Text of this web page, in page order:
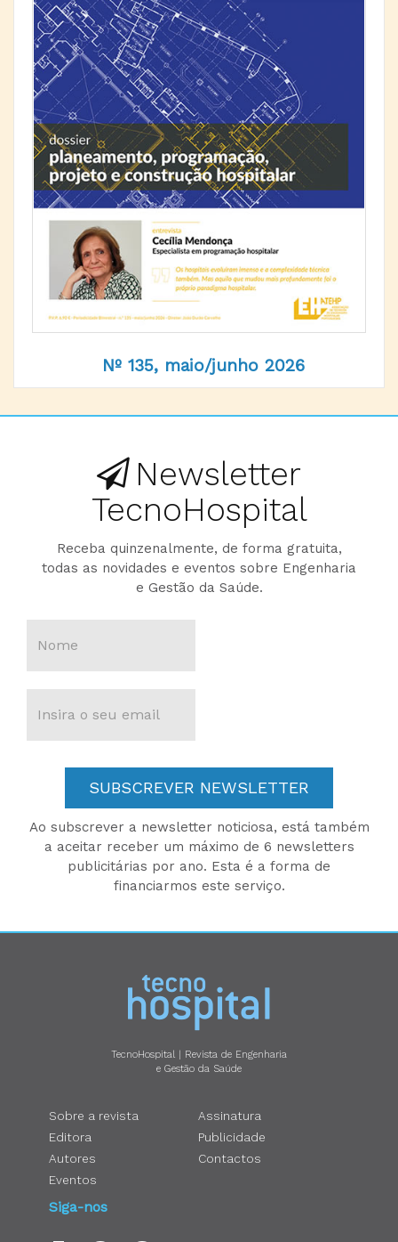
Nº 135, maio/junho 2026
Newsletter
TecnoHospital
Receba quinzenalmente, de forma gratuita,
todas as novidades e eventos sobre Engenharia
e Gestão da Saúde.
SUBSCREVER NEWSLETTER
Ao subscrever a newsletter noticiosa, está também
a aceitar receber um máximo de 6 newsletters
publicitárias por ano. Esta é a forma de
financiarmos este serviço.
TecnoHospital | Revista de Engenharia
e Gestão da Saúde
Sobre a revista
Editora
Autores
Eventos
Assinatura
Publicidade
Contactos
Siga-nos